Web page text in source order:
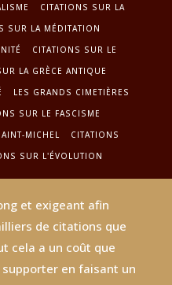
CITATIONS SUR LA
SUR LA MÉDITATION
CITATIONS SUR LE
LA GRÈCE ANTIQUE
LES GRANDS CIMETIÈRES
SUR LE FASCISME
MICHEL
CITATIONS
SUR L'ÉVOLUTION
et exigeant afin
de citations que
cela a un coût que
en faisant un